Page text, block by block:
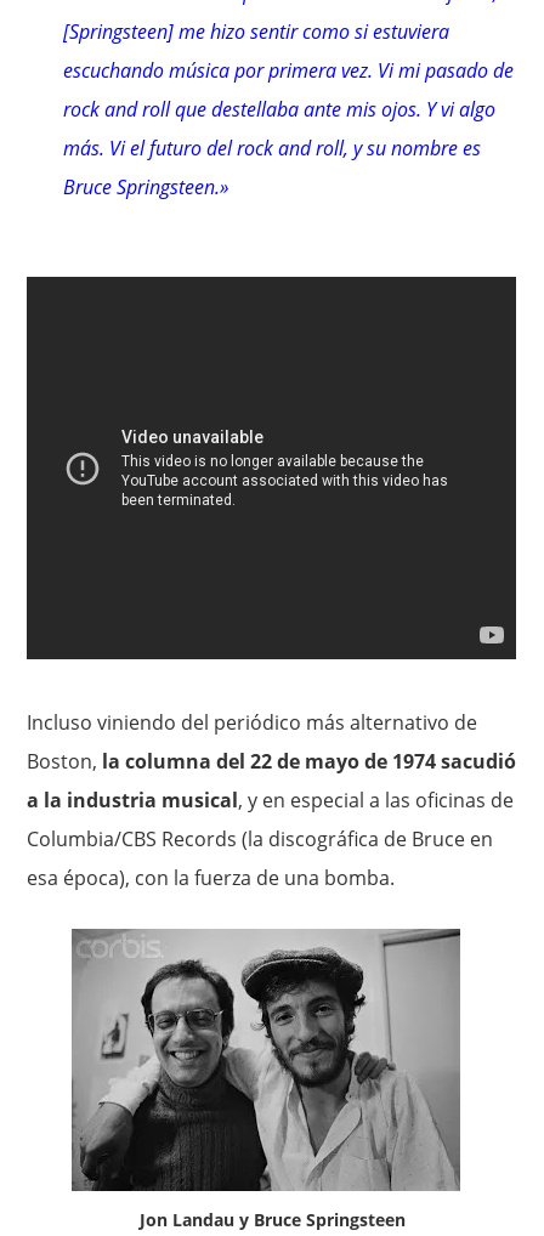
[Springsteen] me hizo sentir como si estuviera
escuchando música por primera vez. Vi mi pasado de
rock and roll que destellaba ante mis ojos. Y vi algo
más. Vi el futuro del rock and roll, y su nombre es
Bruce Springsteen.»
Incluso viniendo del periódico más alternativo de
Boston, la columna del 22 de mayo de 1974 sacudió
a la industria musical, y en especial a las oficinas de
Columbia/CBS Records (la discográfica de Bruce en
esa época), con la fuerza de una bomba.
Jon Landau y Bruce Springsteen